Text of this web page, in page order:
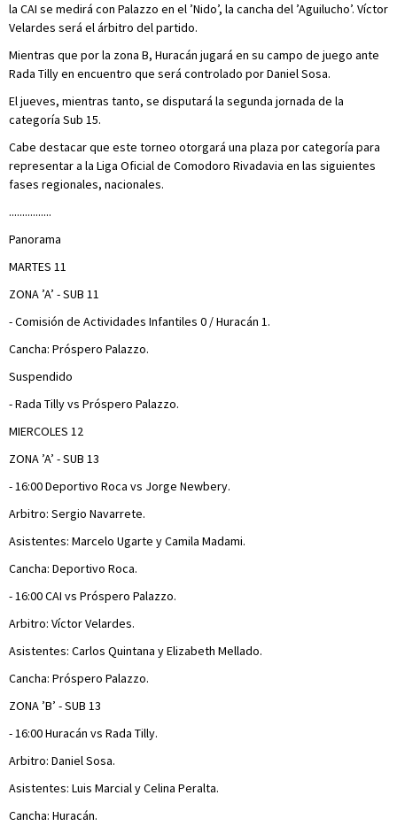
la CAI se medirá con Palazzo en el ’Nido’, la cancha del ’Aguilucho’. Víctor
Velardes será el árbitro del partido.
Mientras que por la zona B, Huracán jugará en su campo de juego ante
Rada Tilly en encuentro que será controlado por Daniel Sosa.
El jueves, mientras tanto, se disputará la segunda jornada de la
categoría Sub 15.
Cabe destacar que este torneo otorgará una plaza por categoría para
representar a la Liga Oficial de Comodoro Rivadavia en las siguientes
fases regionales, nacionales.
................
Panorama
MARTES 11
ZONA ’A’ - SUB 11
- Comisión de Actividades Infantiles 0 / Huracán 1.
Cancha: Próspero Palazzo.
Suspendido
- Rada Tilly vs Próspero Palazzo.
MIERCOLES 12
ZONA ’A’ - SUB 13
- 16:00 Deportivo Roca vs Jorge Newbery.
Arbitro: Sergio Navarrete.
Asistentes: Marcelo Ugarte y Camila Madami.
Cancha: Deportivo Roca.
- 16:00 CAI vs Próspero Palazzo.
Arbitro: Víctor Velardes.
Asistentes: Carlos Quintana y Elizabeth Mellado.
Cancha: Próspero Palazzo.
ZONA ’B’ - SUB 13
- 16:00 Huracán vs Rada Tilly.
Arbitro: Daniel Sosa.
Asistentes: Luis Marcial y Celina Peralta.
Cancha: Huracán.